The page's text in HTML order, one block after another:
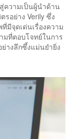
ความเป็นผู้นำด้าน
รอย่าง Verily ซึ่ง
มีจุดเด่นเรื่องความ
ที่ตอบโจทย์ในการ
างลึกซึ้งแม่นยำยิ่ง